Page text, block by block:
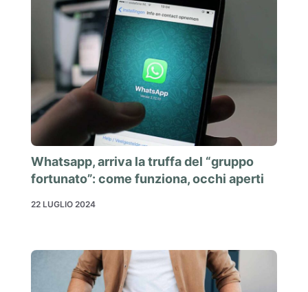
Whatsapp, arriva la truffa del “gruppo
fortunato”: come funziona, occhi aperti
22 LUGLIO 2024